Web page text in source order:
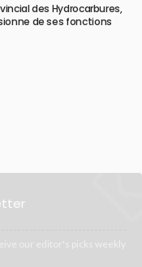
des Hydrocarbures,
de ses fonctions
our editor's picks weekly